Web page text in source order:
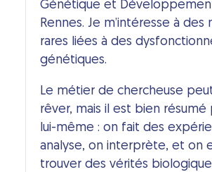
Génétique et
Rennes. Je m’intéresse à des
rares liées à des
génétiques.
Le métier de chercheuse
rêver, mais il est bien
lui-même : on fait des
analyse, on interprète, et on
trouver des vérités